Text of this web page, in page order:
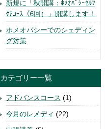
新規に「秋開講：ﾎﾒｵﾊﾟｼｰｾﾙﾌ
ｹｱｺｰｽ（6回）」開講します！
ホメオパシーでのシェディン
グ対策
カテゴリー一覧
アドバンスコース (1)
今月のレメディ (22)